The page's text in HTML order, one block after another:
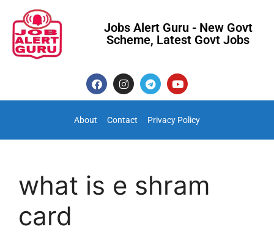
Jobs Alert Guru - New Govt
Scheme, Latest Govt Jobs
About Contact Privacy Policy
what is e shram
card